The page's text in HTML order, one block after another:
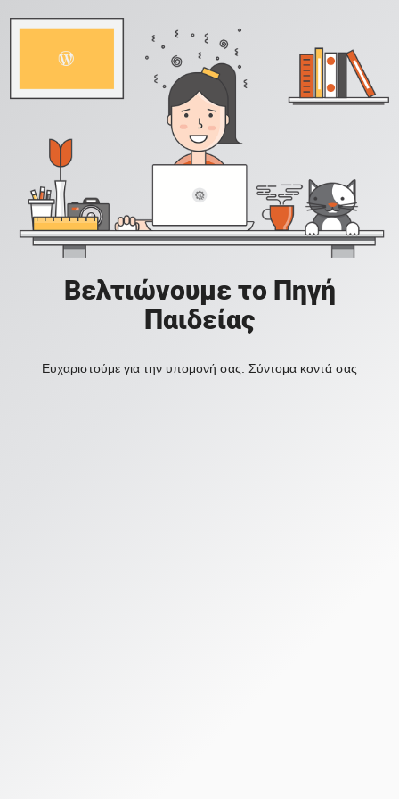
Βελτιώνουμε το Πηγή
Παιδείας
Ευχαριστούμε για την υπομονή σας. Σύντομα κοντά σας